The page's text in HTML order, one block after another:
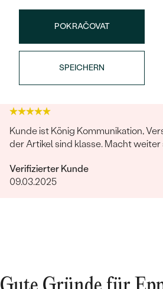
FORM:
Prinzess
Im
POKRAČOVAT
SPEICHERN
Trusted shop Bewertungen
Kunde ist König Kommunikation,
der Artikel sind klasse. Macht weiter
Verifizierter Kunde
09.03.2025